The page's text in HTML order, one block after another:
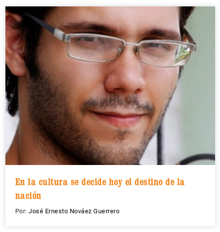
En la cultura se decide hoy el destino de la
nación
Por: José Ernesto Nováez Guerrero